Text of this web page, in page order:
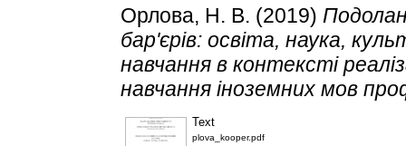
Орлова, Н. В. (2019)
бар'єрів: освіта, наука,
навчання в контексті
навчання іноземних мов
Text
plova_kooper.pdf